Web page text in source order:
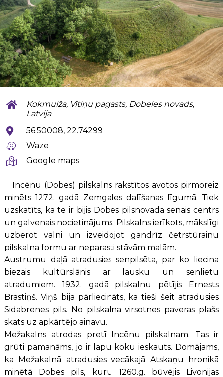
Kokmuiža, Vītiņu pagasts, Dobeles novads,
Latvija
56.50008, 22.74299
Waze
Google maps
Incēnu (Dobes) pilskalns rakstītos avotos pirmoreiz
minēts 1272. gadā Zemgales dalīšanas līgumā. Tiek
uzskatīts, ka te ir bijis Dobes pilsnovada senais centrs
un galvenais nocietinājums. Pilskalns ierīkots, mākslīgi
uzberot valni un izveidojot gandrīz četrstūrainu
pilskalna formu ar neparasti stāvām malām.
Austrumu daļā atradusies senpilsēta, par ko liecina
biezais kultūrslānis ar lausku un senlietu
atradumiem. 1932. gadā pilskalnu pētījis Ernests
Brastiņš. Viņš bija pārliecināts, ka tieši šeit atradusies
Sidabrenes pils. No pilskalna virsotnes paveras plašs
skats uz apkārtējo ainavu.
Mežakalns atrodas pretī Incēnu pilskalnam. Tas ir
grūti pamanāms, jo ir lapu koku ieskauts. Domājams,
ka Mežakalnā atradusies vecākajā Atskaņu hronikā
minētā Dobes pils, kuru 1260.g. būvējis Livonijas